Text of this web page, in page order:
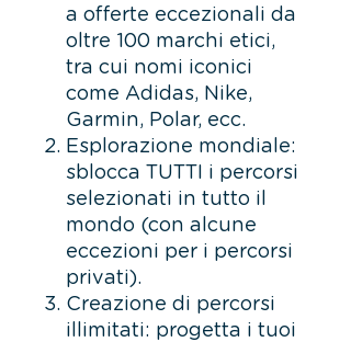
a offerte eccezionali da
oltre 100 marchi etici,
tra cui nomi iconici
come Adidas, Nike,
Garmin, Polar, ecc.
Esplorazione mondiale:
sblocca TUTTI i percorsi
selezionati in tutto il
mondo (con alcune
eccezioni per i percorsi
privati).
Creazione di percorsi
illimitati: progetta i tuoi